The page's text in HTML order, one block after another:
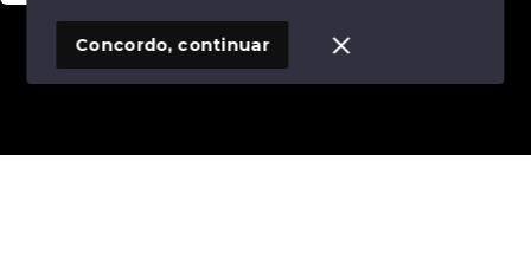
SITE PARA IMOBILIARIA
Concordo, continuar